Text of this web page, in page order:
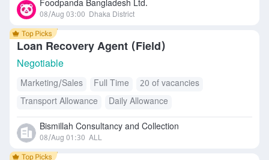
Foodpanda Bangladesh Ltd.
08/Aug 03:00 Dhaka District
Loan Recovery Agent (Field)
Negotiable
Marketing/Sales Full Time
20 of vacancies
Transport Allowance
Daily Allowance
Bismillah Consultancy and Collection
08/Aug 01:30 ALL